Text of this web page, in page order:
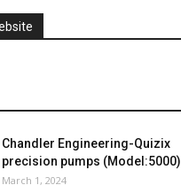
Chandler Engineering-Quizix
precision pumps (Model:5000)
March 1, 2024